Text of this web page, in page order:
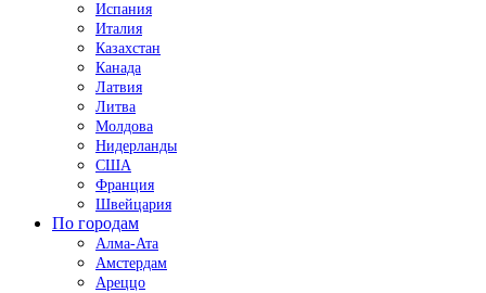
Испания
Италия
Казахстан
Канада
Латвия
Литва
Молдова
Нидерланды
США
Франция
Швейцария
По городам
Алма-Ата
Амстердам
Ареццо